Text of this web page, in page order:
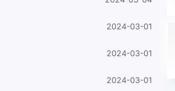
2024-03-01
2024-03-01
2024-03-01